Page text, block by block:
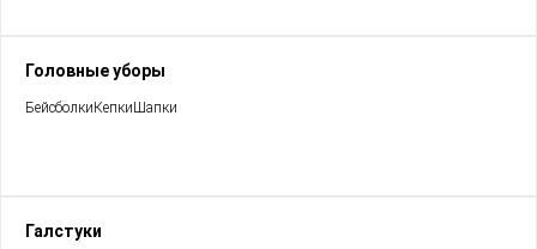
Головные уборы
БейсболкиКепкиШапки
Галстуки